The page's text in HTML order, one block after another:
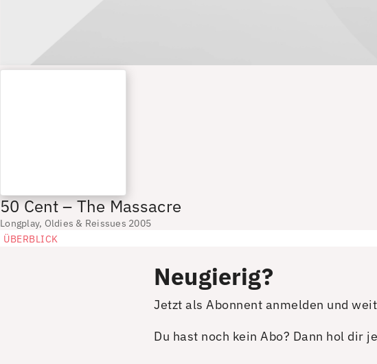
50 Cent – The Massacre
Longplay, Oldies & Reissues 2005
ÜBERBLICK
Neugierig?
Jetzt als Abonnent anmelden und
Du hast noch kein Abo? Dann hol dir